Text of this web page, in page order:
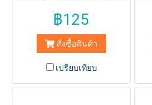
฿125
สั่งซื้อสินค้า
เปรียบเทียบ